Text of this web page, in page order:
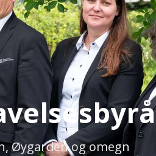
Øygarden og omegn